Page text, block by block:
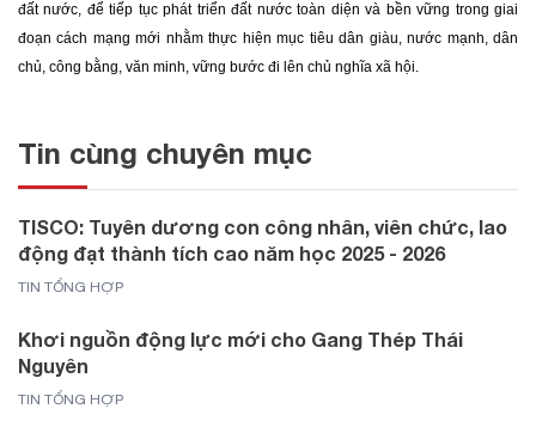
đất nước, để tiếp tục phát triển đất nước toàn diện và bền vững trong giai
đoạn cách mạng mới nhằm thực hiện mục tiêu dân giàu, nước mạnh, dân
chủ, công bằng, văn minh, vững bước đi lên chủ nghĩa xã hội.
Tin cùng chuyên mục
TISCO: Tuyên dương con công nhân, viên chức, lao
động đạt thành tích cao năm học 2025 - 2026
TIN TỔNG HỢP
Khơi nguồn động lực mới cho Gang Thép Thái
Nguyên
TIN TỔNG HỢP